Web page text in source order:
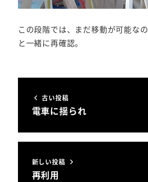
この段階では、まだ移動が可能な
と一緒に再確認。
古い投稿
電車に揺られ
新しい投稿
再利用